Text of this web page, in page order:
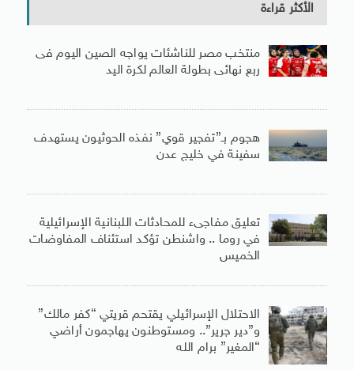
الأكثر قراءة
منتخب مصر للناشئات يواجه الصين اليوم فى
ربع نهائى بطولة العالم لكرة اليد
هجوم بـ”تفجير قوي” نفذه الحوثيون يستهدف
سفينة في خليج عدن
تعليق مفاجىء للمحادثات اللبنانية الإسرائيلية
في روما .. واشنطن تؤكد استئناف المفاوضات
الخميس
الاحتلال الإسرائيلي يقتحم قريتي “كفر مالك”
و”دير جرير”.. ومستوطنون يهاجمون أراضي
“المغير” برام الله